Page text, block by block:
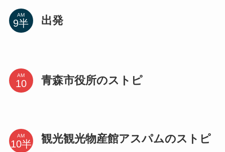
AM 出発
AM 青森市役所のストピ
AM
観光観光物産館アスパムのストピ